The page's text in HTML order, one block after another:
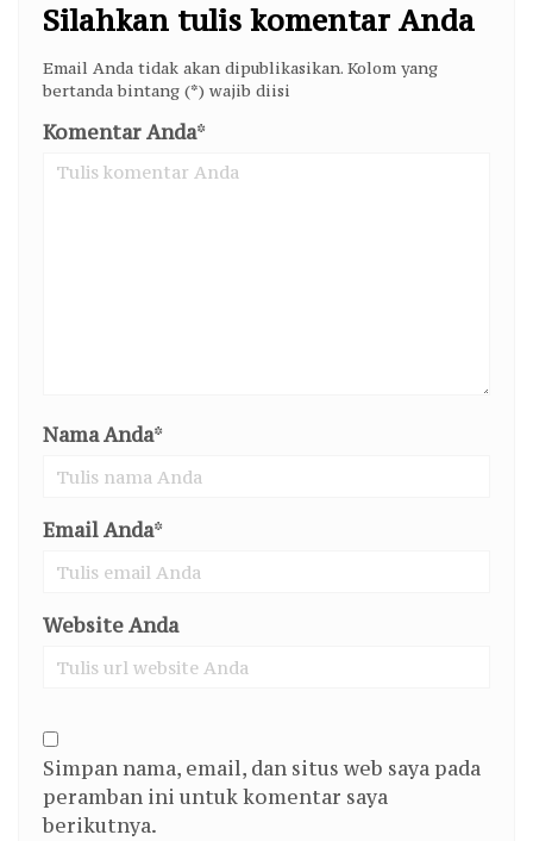
Silahkan tulis komentar Anda
Email Anda tidak akan dipublikasikan. Kolom yang
bertanda bintang (*) wajib diisi
Komentar Anda*
Nama Anda*
Email Anda*
Website Anda
Simpan nama, email, dan situs web saya pada
peramban ini untuk komentar saya
berikutnya.